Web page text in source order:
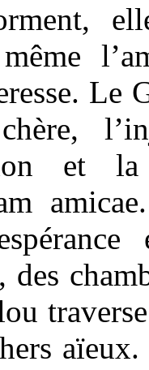
Le
et
des